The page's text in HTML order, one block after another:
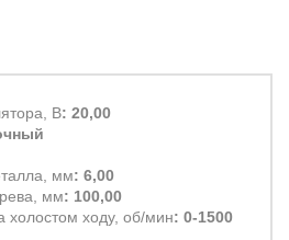
В: 20,00
мм: 6,00
мм: 100,00
холостом ходу, об/мин: 0-1500